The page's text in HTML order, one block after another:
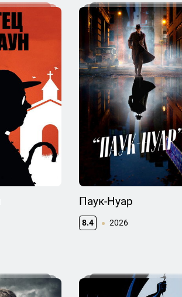
Паук-Нуар
8.4 2026